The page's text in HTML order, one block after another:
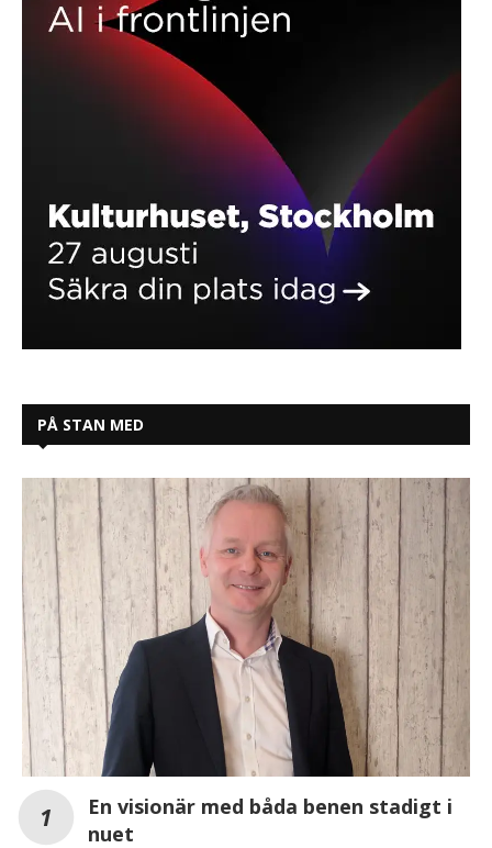
PÅ STAN MED
En visionär med båda benen stadigt i
nuet